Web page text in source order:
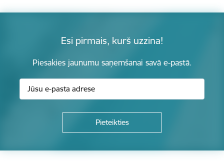
Esi pirmais, kurš uzzina!
Piesakies jaunumu saņemšanai savā e-pastā.
Kājene